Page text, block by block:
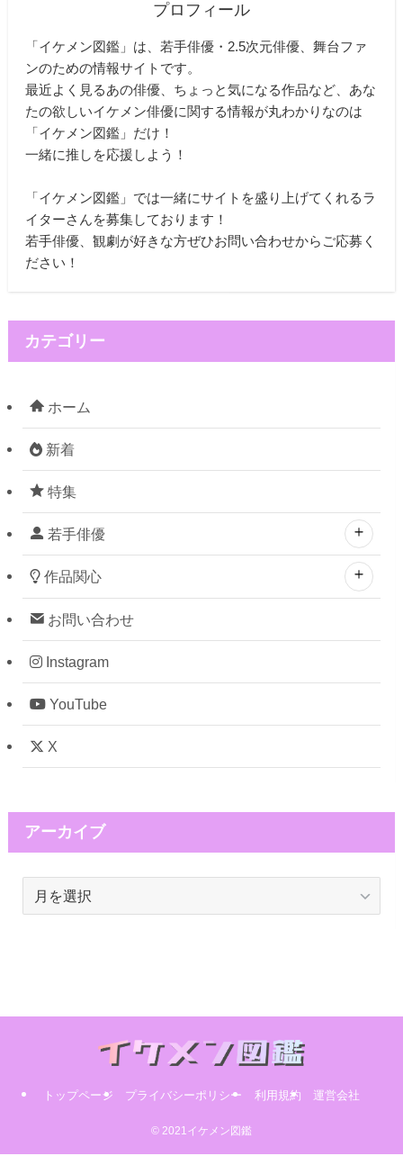
プロフィール
「イケメン図鑑」は、若手俳優・2.5次元俳優、舞台ファ
ンのための情報サイトです。
最近よく見るあの俳優、ちょっと気になる作品など、あな
たの欲しいイケメン俳優に関する情報が丸わかりなのは
「イケメン図鑑」だけ！
一緒に推しを応援しよう！
「イケメン図鑑」では一緒にサイトを盛り上げてくれるラ
イターさんを募集しております！
若手俳優、観劇が好きな方ぜひお問い合わせからご応募く
ださい！
カテゴリー
ホーム
新着
特集
若手俳優
作品関心
お問い合わせ
Instagram
YouTube
X
アーカイブ
トップページ プライバシーポリシー 利用規約 運営会社
© 2021イケメン図鑑